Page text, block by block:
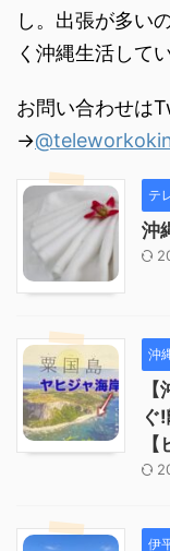
し。出張が多い
く沖縄生活して
お問い合わせは
→
テ
沖
沖
ぐ
伊